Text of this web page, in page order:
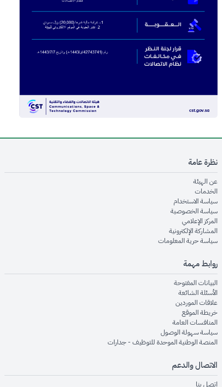
نظرة عامة
عن الهيئةopens in new window
الخدماتopens in new window
سياسة الاستخدام
سياسة الخصوصيةopens in new window
المركز الإعلاميopens in new window
المشاركة الإلكترونيةopens in new window
سياسة حرية المعلوماتopens in new window
روابط مهمة
البيانات المفتوحةopens in new window
الأسئلة الشائعةopens in new window
علاقات الموردينopens in new window
خريطة الموقعopens in new window
المنافسات العامةopens in new window
سياسة سهولة الوصولopens in new window
المنصة الوطنية الموحدة للتوظيف - جداراتopens in new window
الاتصال والدعم
اتصل بنا